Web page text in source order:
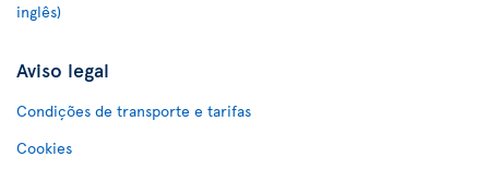
inglês)
Aviso legal
Condições de transporte e tarifas
Cookies